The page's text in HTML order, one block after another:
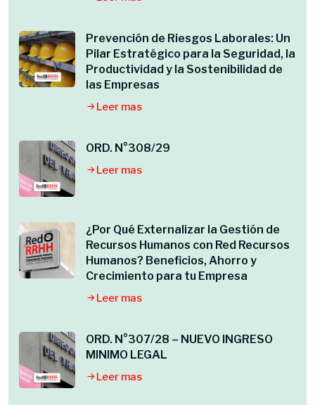
Prevención de Riesgos Laborales: Un
Pilar Estratégico para la Seguridad, la
Productividad y la Sostenibilidad de
las Empresas
Leer mas
ORD. N°308/29
Leer mas
¿Por Qué Externalizar la Gestión de
Recursos Humanos con Red Recursos
Humanos? Beneficios, Ahorro y
Crecimiento para tu Empresa
Leer mas
ORD. N°307/28 – NUEVO INGRESO
MINIMO LEGAL
Leer mas